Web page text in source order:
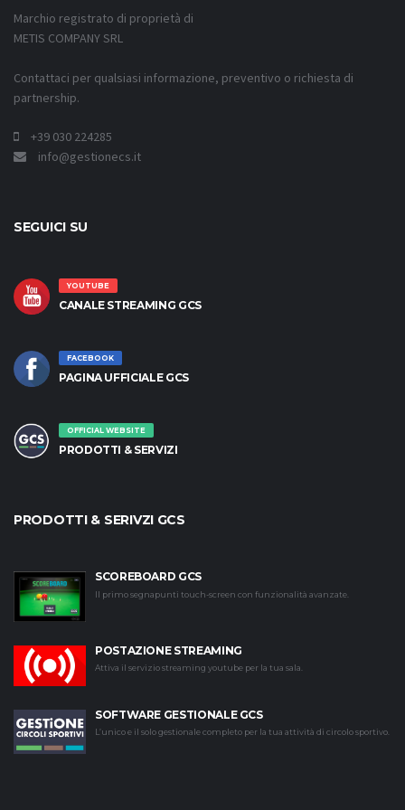
Marchio registrato di proprietà di
METIS COMPANY SRL
Contattaci per qualsiasi informazione, preventivo o richiesta di
partnership.
+39 030 224285
info@gestionecs.it
SEGUICI SU
YOUTUBE
CANALE STREAMING GCS
FACEBOOK
PAGINA UFFICIALE GCS
OFFICIAL WEBSITE
PRODOTTI & SERVIZI
PRODOTTI & SERIVZI GCS
SCOREBOARD GCS
Il primo segnapunti touch-screen con funzionalità avanzate.
POSTAZIONE STREAMING
Attiva il servizio streaming youtube per la tua sala.
SOFTWARE GESTIONALE GCS
L’unico e il solo gestionale completo per la tua attività di circolo sportivo.